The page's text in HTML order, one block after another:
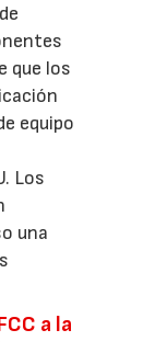
que los
equipo
Los
una
a la